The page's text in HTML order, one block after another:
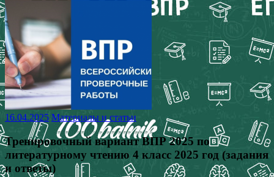
16.04.2025 Материалы и статьи
Тренировочный вариант ВПР 2025 по
литературному чтению 4 класс 2025 год (задания
и ответы)